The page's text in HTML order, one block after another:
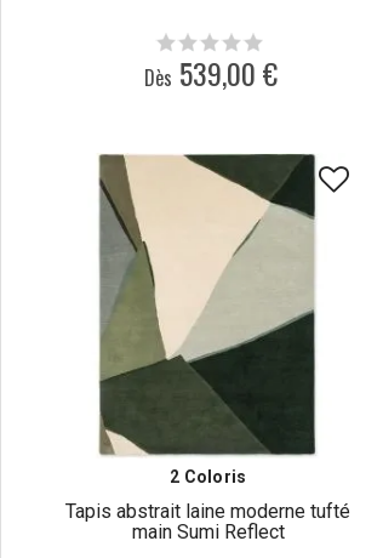
Dès 539,00 €
2 Coloris
Tapis abstrait laine moderne tufté
main Sumi Reflect